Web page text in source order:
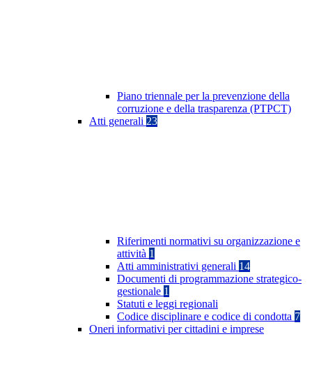
Piano triennale per la prevenzione della
corruzione e della trasparenza (PTPCT)
Atti generali 23
Riferimenti normativi su organizzazione e
attività 1
Atti amministrativi generali 14
Documenti di programmazione strategico-
gestionale 1
Statuti e leggi regionali
Codice disciplinare e codice di condotta 7
Oneri informativi per cittadini e imprese